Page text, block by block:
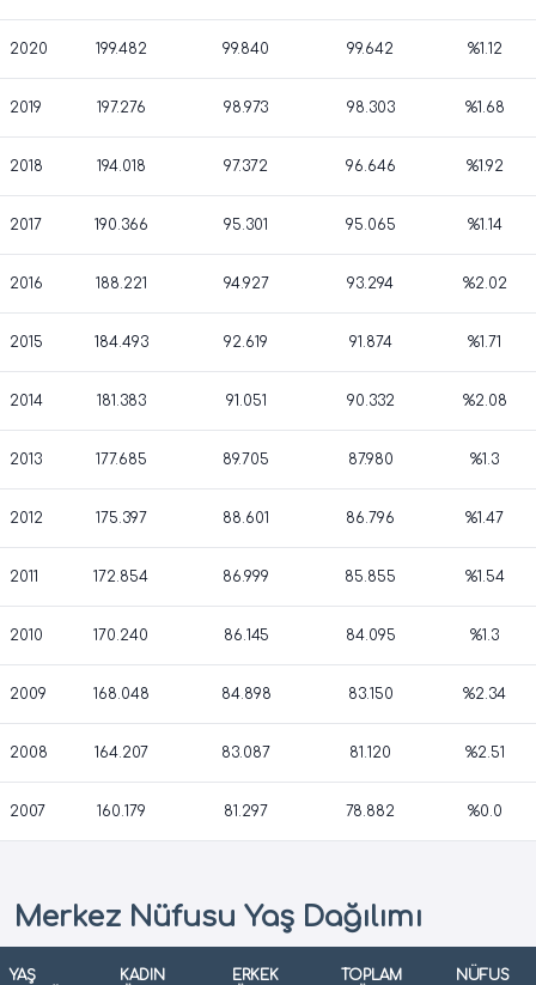
2020 199.482 99.840 99.642 %1.12
2019 197.276 98.973 98.303 %1.68
2018 194.018 97.372 96.646 %1.92
2017 190.366 95.301 95.065 %1.14
2016 188.221 94.927 93.294 %2.02
2015 184.493 92.619 91.874 %1.71
2014 181.383 91.051 90.332 %2.08
2013 177.685 89.705 87.980 %1.3
2012 175.397 88.601 86.796 %1.47
2011 172.854 86.999 85.855 %1.54
2010 170.240 86.145 84.095 %1.3
2009 168.048 84.898 83.150 %2.34
2008 164.207 83.087 81.120 %2.51
2007 160.179 81.297 78.882 %0.0
Merkez Nüfusu Yaş Dağılımı
YAŞ
KADIN
ERKEK
TOPLAM
NÜFUS